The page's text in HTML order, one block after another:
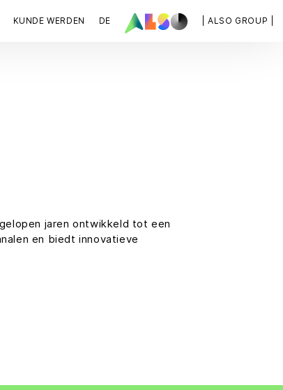
| ALSO GROUP |
KUNDE WERDEN DE
jaren ontwikkeld tot een
en biedt innovatieve